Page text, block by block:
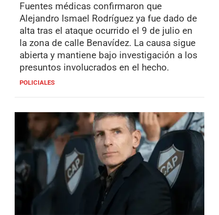
Fuentes médicas confirmaron que
Alejandro Ismael Rodríguez ya fue dado de
alta tras el ataque ocurrido el 9 de julio en
la zona de calle Benavídez. La causa sigue
abierta y mantiene bajo investigación a los
presuntos involucrados en el hecho.
POLICIALES